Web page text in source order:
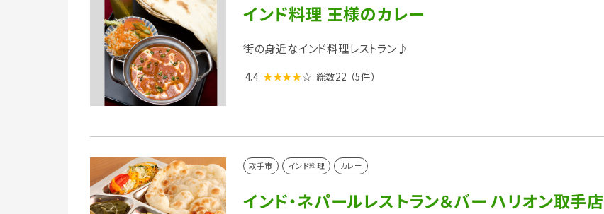
インド料理 王様のカレー
街の身近なインド料理レストラン♪
4.4 ★★★★☆ 総数22 （5件）
取手市 インド料理 カレー
インド・ネパールレストラン＆バー ハリオン取手店